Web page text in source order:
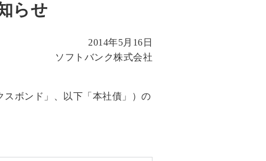
らせ
2014年5月16日
ソフトバンク株式会社
ボンド」、以下「本社債」）の